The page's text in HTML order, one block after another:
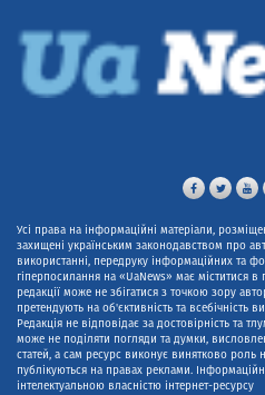
Усі права на інформаційні матеріали,
захищені українським законодавством про
використанні, передруку інформаційних та
гіперпосилання на «UaNews» має міститися в
редакції може не збігатися з точкою зору
претендують на об'єктивність та всебічність
Редакція не відповідає за достовірність та
може не поділяти погляди та думки,
статей, а сам ресурс виконує винятково роль
публікуються на правах реклами.
інтелектуальною власністю інтернет-ресурсу